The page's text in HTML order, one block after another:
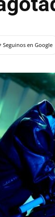
Seguinos en Google